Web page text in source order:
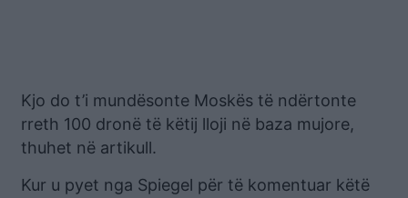
Kjo do t’i mundësonte Moskës të ndërtonte
rreth 100 dronë të këtij lloji në baza mujore,
thuhet në artikull.
Kur u pyet nga Spiegel për të komentuar këtë